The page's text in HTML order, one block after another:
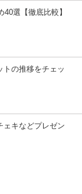
選【徹底比較】
トの推移をチェッ
ェキなどプレゼン